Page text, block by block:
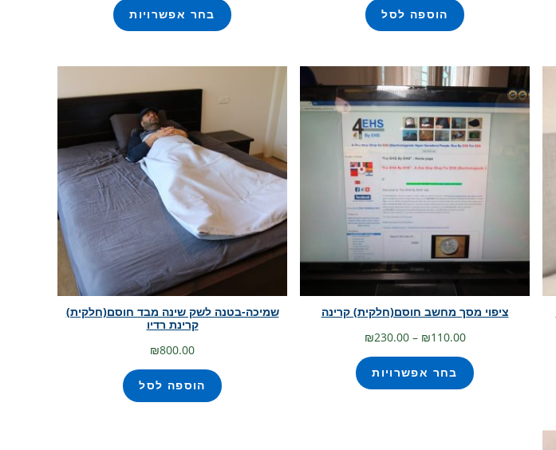
הוספה לסל בחר אפשרויות
ציפוי מסך מחשב חוסם(חלקית) קרינה
₪110.00
–
₪230.00
מחירים:
בחר אפשרויות
שמיכה-בטנה לשק שינה מבד חוסם(חלקית)
קרינת רדיו
₪800.00
הוספה לסל